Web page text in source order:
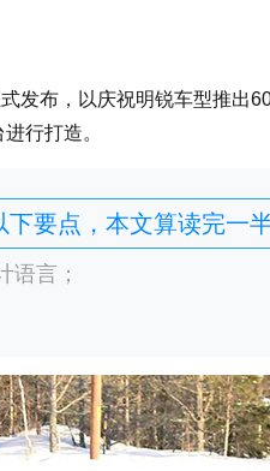
布，以庆祝明锐车型推出
行打造。
下要点，本文算读完一
语言；